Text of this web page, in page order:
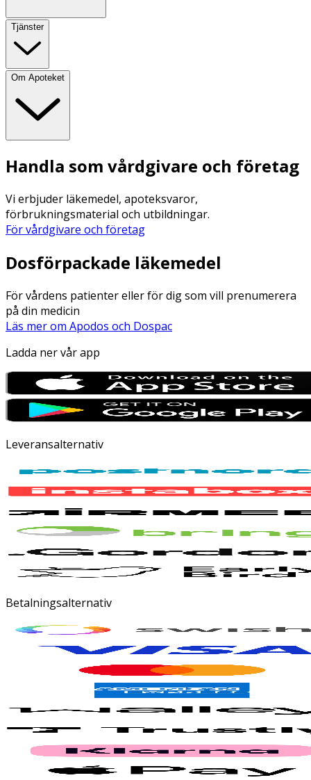
Tjänster
Om Apoteket
Handla som vårdgivare och företag
Vi erbjuder läkemedel, apoteksvaror,
förbrukningsmaterial och utbildningar.
För vårdgivare och företag
Dosförpackade läkemedel
För vårdens patienter eller för dig som vill prenumerera
på din medicin
Läs mer om Apodos och Dospac
Ladda ner vår app
Leveransalternativ
Betalningsalternativ